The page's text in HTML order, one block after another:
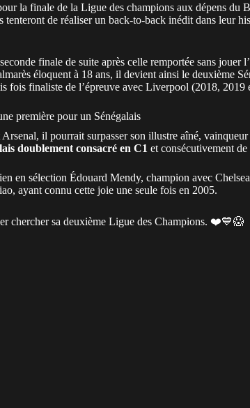
la finale de la Ligue des champions aux dépens du
tenteront de réaliser un back-to-back inédit dans leur
finale de suite après celle remportée sans jouer
éloquent à 18 ans, il devient ainsi le deuxième
fois finaliste de l’épreuve avec Liverpool (2018, 2019
première pour un Sénégalais
il pourrait surpasser son illustre aîné, vainqueur
doublement consacré en C1 et consécutivement
en sélection Édouard Mendy, champion avec
ayant connu cette joie une seule fois en 2005.
chercher sa deuxième Ligue des Champions. ❤️💙😱